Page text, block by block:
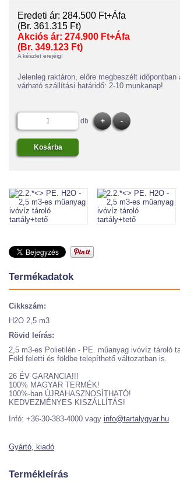
Eredeti ár: 284.500 Ft+Áfa
(Br. 361.315 Ft)
Akciós ár: 274.900 Ft+Áfa
(Br. 349.123 Ft)
A készlet erejéig!
Jelenleg raktáron, előre megbeszélt időpontban
várható szállítási határidő: 2-10 munkanap!
db
Termékadatok
Cikkszám:
H2O 2,5 m3
Rövid leírás:
2,5 m3-es Polietilén - PE. műanyag ivóvíz tároló
Föld feletti és földbe telepíthető változatban is.
26 ÉV GARANCIA!!!
100% MAGYAR TERMÉK!
100%-ban ÚJRAHASZNOSÍTHATÓ!
KEDVEZMÉNYES KISZÁLLÍTÁS!
Infó: +36-30-383-4000 vagy info@tartalygyar.hu
Gyártó, kiadó
Termékleírás